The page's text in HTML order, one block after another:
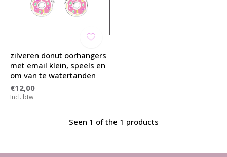
zilveren donut oorhangers
met email klein, speels en
om van te watertanden
€12,00
Incl. btw
Seen 1 of the 1 products